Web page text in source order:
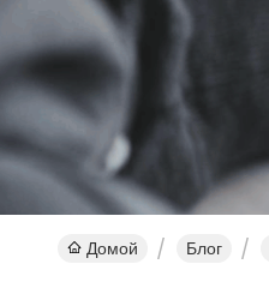
Домой Блог